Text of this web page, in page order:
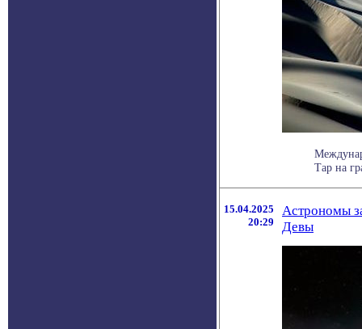
Тар на
15.04.2025
20:29
Астрономы
Девы